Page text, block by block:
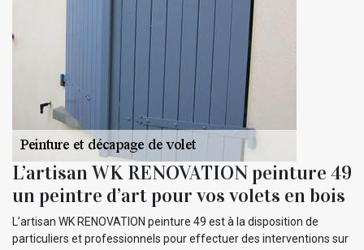
L’artisan WK RENOVATION peinture 49
un peintre d’art pour vos volets en bois
L’artisan WK RENOVATION peinture 49 est à la disposition de
particuliers et professionnels pour effectuer des interventions sur